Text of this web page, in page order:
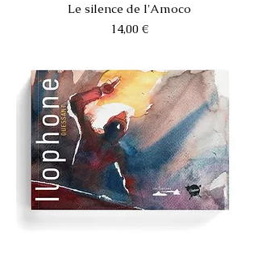
Le silence de l'Amoco
Prix
14,00 €